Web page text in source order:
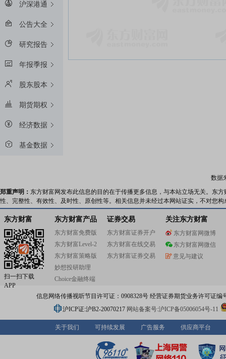
沪深港通
公告大全
研究报告
年报季报
股东股本
期货期权
经济数据
基金数据
数据
郑重声明： 东方财富网发布此信息的目的在于传播更多信息，与本站立场无关。东
性、完整性、有效性、及时性、原创性等。相关信息并未经过本网站证实，不对您
东方财富
扫一扫下载
APP
东方财富产品
东方财富免费版
东方财富Level-2
东方财富策略版
妙想投研助理
Choice金融终端
证券交易
东方财富证券开户
东方财富在线交易
东方财富证券交易
关注东方财富
东方财富网微博
东方财富网微信
意见与建议
信息网络传播视听节目许可证：0908328号 经营证券期货业务许可证编
沪ICP证:沪B2-20070217 网站备案号:沪ICP备05006054号-11
关于我们 可持续发展 广告服务 供应商平台